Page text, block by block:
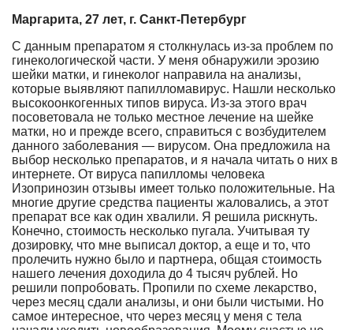
Маргарита, 27 лет, г. Санкт-Петербург
С данным препаратом я столкнулась из-за проблем по
гинекологической части. У меня обнаружили эрозию
шейки матки, и гинеколог направила на анализы,
которые выявляют папилломавирус. Нашли несколько
высокоонкогенных типов вируса. Из-за этого врач
посоветовала не только местное лечение на шейке
матки, но и прежде всего, справиться с возбудителем
данного заболевания — вирусом. Она предложила на
выбор несколько препаратов, и я начала читать о них в
интернете. От вируса папилломы человека
Изопринозин отзывы имеет только положительные. На
многие другие средства пациенты жаловались, а этот
препарат все как один хвалили. Я решила рискнуть.
Конечно, стоимость несколько пугала. Учитывая ту
дозировку, что мне выписал доктор, а еще и то, что
пролечить нужно было и партнера, общая стоимость
нашего лечения доходила до 4 тысяч рублей. Но
решили попробовать. Пропили по схеме лекарство,
через месяц сдали анализы, и они были чистыми. Но
самое интересное, что через месяц у меня с тела